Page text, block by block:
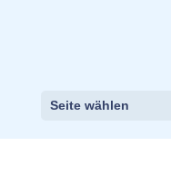
Seite wählen